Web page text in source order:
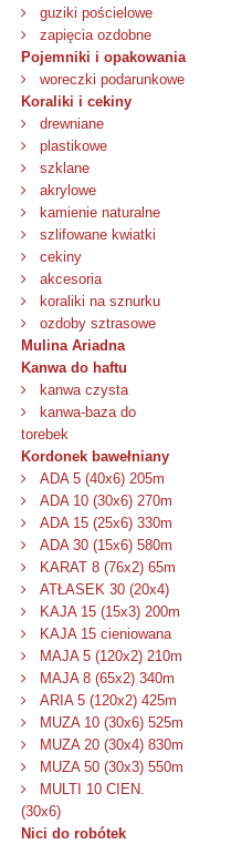
guziki pościelowe
zapięcia ozdobne
Pojemniki i opakowania
woreczki podarunkowe
Koraliki i cekiny
drewniane
plastikowe
szklane
akrylowe
kamienie naturalne
szlifowane kwiatki
cekiny
akcesoria
koraliki na sznurku
ozdoby sztrasowe
Mulina Ariadna
Kanwa do haftu
kanwa czysta
kanwa-baza do
torebek
Kordonek bawełniany
ADA 5 (40x6) 205m
ADA 10 (30x6) 270m
ADA 15 (25x6) 330m
ADA 30 (15x6) 580m
KARAT 8 (76x2) 65m
ATŁASEK 30 (20x4)
KAJA 15 (15x3) 200m
KAJA 15 cieniowana
MAJA 5 (120x2) 210m
MAJA 8 (65x2) 340m
ARIA 5 (120x2) 425m
MUZA 10 (30x6) 525m
MUZA 20 (30x4) 830m
MUZA 50 (30x3) 550m
MULTI 10 CIEN.
(30x6)
Nici do robótek